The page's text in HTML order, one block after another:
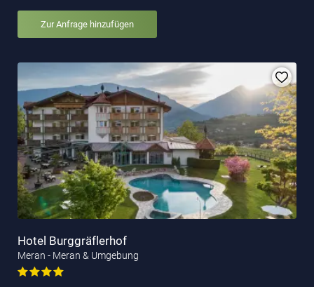
Zur Anfrage hinzufügen
Hotel Burggräflerhof
Meran - Meran & Umgebung